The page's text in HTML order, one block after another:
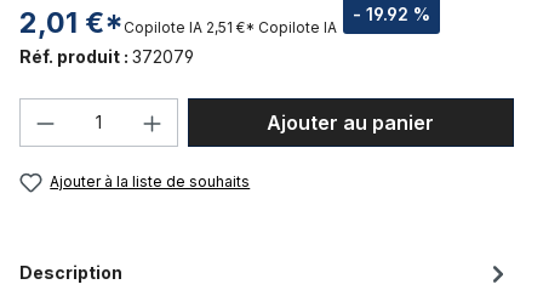
2,01 €* - 19.92 %
Copilote IA 2,51 €* Copilote IA
Réf. produit : 372079
Quantité de produit : Entrez la
Ajouter au panier
Ajouter à la liste de souhaits
Description